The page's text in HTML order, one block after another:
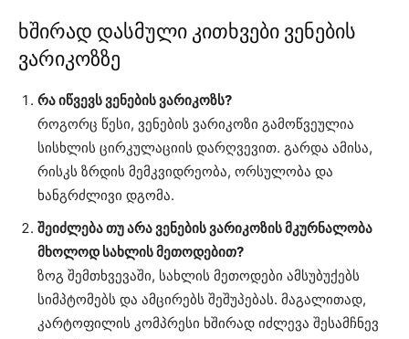
ხშირად დასმული კითხვები ვენების
ვარიკოზზე
რა იწვევს ვენების ვარიკოზს?
როგორც წესი, ვენების ვარიკოზი გამოწვეულია
სისხლის ცირკულაციის დარღვევით. გარდა ამისა,
რისკს ზრდის მემკვიდრეობა, ორსულობა და
ხანგრძლივი დგომა.
შეიძლება თუ არა ვენების ვარიკოზის მკურნალობა
მხოლოდ სახლის მეთოდებით?
ზოგ შემთხვევაში, სახლის მეთოდები ამსუბუქებს
სიმპტომებს და ამცირებს შეშუპებას. მაგალითად,
კარტოფილის კომპრესი ხშირად იძლევა შესამჩნევ